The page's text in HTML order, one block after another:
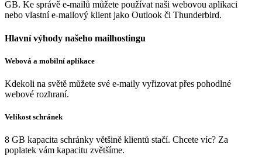
GB. Ke správě e-mailů můžete používat naši webovou aplikaci
nebo vlastní e-mailový klient jako Outlook či Thunderbird.
Hlavní výhody našeho mailhostingu
Webová a mobilní aplikace
Kdekoli na světě můžete své e-maily vyřizovat přes pohodlné
webové rozhraní.
Velikost schránek
8 GB kapacita schránky většině klientů stačí. Chcete víc? Za
poplatek vám kapacitu zvětšíme.